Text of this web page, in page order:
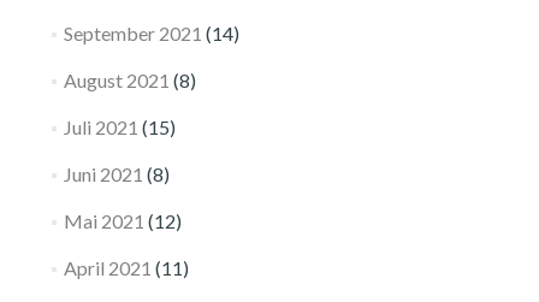
September 2021 (14)
August 2021 (8)
Juli 2021 (15)
Juni 2021 (8)
Mai 2021 (12)
April 2021 (11)